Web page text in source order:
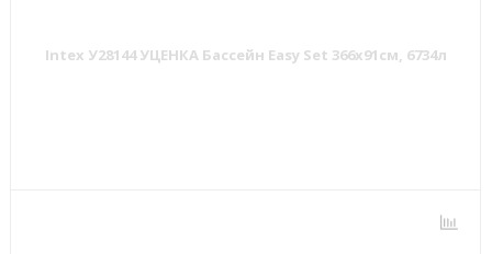
Intex У28144 УЦЕНКА Бассейн Easy Set 366х91см, 6734л